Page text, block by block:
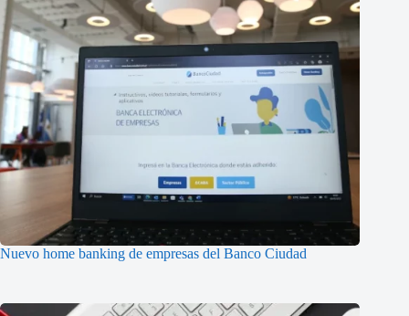
Nuevo home banking de empresas del Banco Ciudad